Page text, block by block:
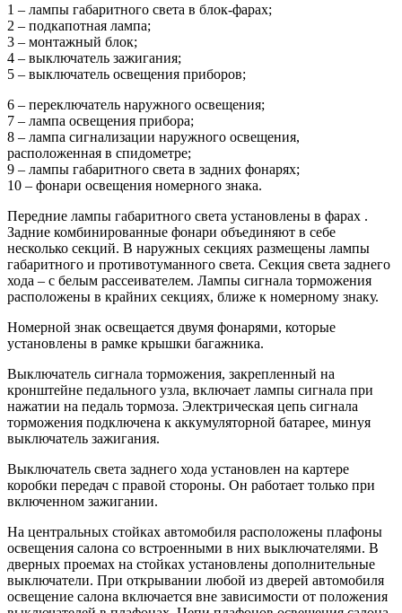
1 – лампы габаритного света в блок-фарах;
2 – подкапотная лампа;
3 – монтажный блок;
4 – выключатель зажигания;
5 – выключатель освещения приборов;
6 – переключатель наружного освещения;
7 – лампа освещения прибора;
8 – лампа сигнализации наружного освещения,
расположенная в спидометре;
9 – лампы габаритного света в задних фонарях;
10 – фонари освещения номерного знака.
Передние лампы габаритного света установлены в фарах .
Задние комбинированные фонари объединяют в себе
несколько секций. В наружных секциях размещены лампы
габаритного и противотуманного света. Секция света заднего
хода – с белым рассеивателем. Лампы сигнала торможения
расположены в крайних секциях, ближе к номерному знаку.
Номерной знак освещается двумя фонарями, которые
установлены в рамке крышки багажника.
Выключатель сигнала торможения, закрепленный на
кронштейне педального узла, включает лампы сигнала при
нажатии на педаль тормоза. Электрическая цепь сигнала
торможения подключена к аккумуляторной батарее, минуя
выключатель зажигания.
Выключатель света заднего хода установлен на картере
коробки передач с правой стороны. Он работает только при
включенном зажигании.
На центральных стойках автомобиля расположены плафоны
освещения салона со встроенными в них выключателями. В
дверных проемах на стойках установлены дополнительные
выключатели. При открывании любой из дверей автомобиля
освещение салона включается вне зависимости от положения